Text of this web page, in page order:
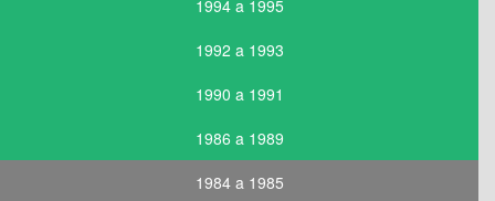
1994 a 1995
1992 a 1993
1990 a 1991
1986 a 1989
1984 a 1985